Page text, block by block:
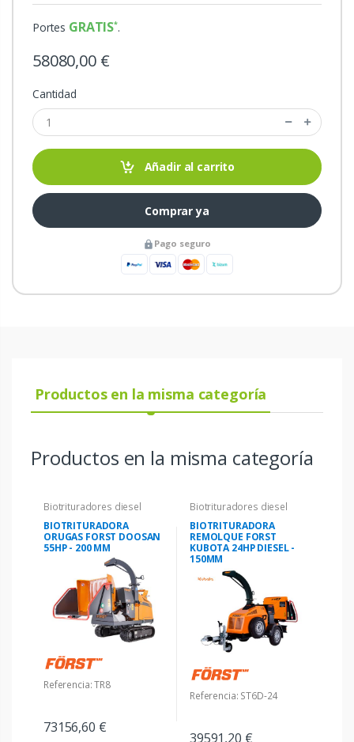
Portes GRATIS .
58080,00 €
Cantidad
Añadir al carrito
Comprar ya
Pago seguro
Productos en la misma categoría
Productos en la misma categoría
Biotrituradores diesel
BIOTRITURADORA
ORUGAS FORST DOOSAN
55HP - 200 MM
Referencia: TR8
73156,60 €
Biotrituradores diesel
BIOTRITURADORA
REMOLQUE FORST
KUBOTA 24HP DIESEL -
150MM
Referencia: ST6D-24
39591,20 €